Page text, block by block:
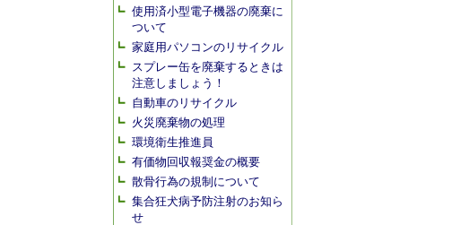
使用済小型電子機器の廃棄に
ついて
家庭用パソコンのリサイクル
スプレー缶を廃棄するときは
注意しましょう！
自動車のリサイクル
火災廃棄物の処理
環境衛生推進員
有価物回収報奨金の概要
散骨行為の規制について
集合狂犬病予防注射のお知ら
せ